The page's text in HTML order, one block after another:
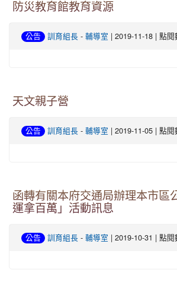
防災教育館教育資源
公告 訓育組長 - 輔導室 | 2019-11-18 | 點
天文親子營
公告 訓育組長 - 輔導室 | 2019-11-05 | 點
函轉有關本府交通局辦理本市區
運拿百萬」活動訊息
公告 訓育組長 - 輔導室 | 2019-10-31 | 點